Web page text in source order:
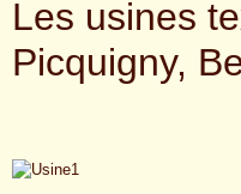
Les usines
Picquigny,